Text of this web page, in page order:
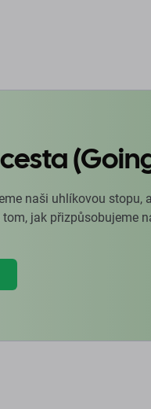
naši uhlíkovou stopu,
tom, jak přizpůsobujeme